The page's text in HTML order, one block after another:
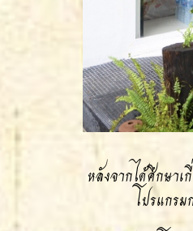
หลังจากได้ศึกษา
โปรแกร